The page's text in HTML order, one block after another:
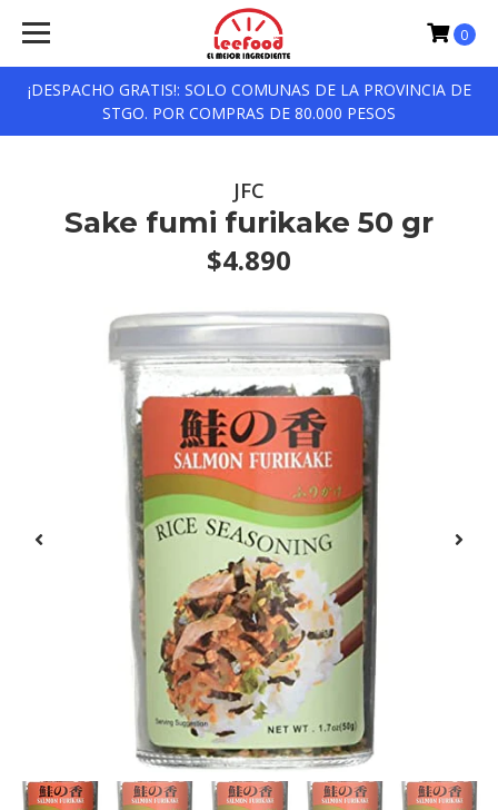
¡DESPACHO GRATIS!: SOLO COMUNAS DE LA PROVINCIA DE
STGO. POR COMPRAS DE 80.000 PESOS
0
JFC
Sake fumi furikake 50 gr
$4.890